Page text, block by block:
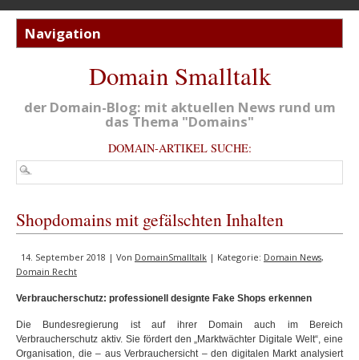
Domain Smalltalk
der Domain-Blog: mit aktuellen News rund um
das Thema "Domains"
DOMAIN-ARTIKEL SUCHE:
Shopdomains mit gefälschten Inhalten
14. September 2018 | Von DomainSmalltalk | Kategorie: Domain News,
Domain Recht
Verbraucherschutz: professionell designte Fake Shops erkennen
Die Bundesregierung ist auf ihrer Domain auch im Bereich
Verbraucherschutz aktiv. Sie fördert den „Marktwächter Digitale Welt“, eine
Organisation, die – aus Verbrauchersicht – den digitalen Markt analysiert